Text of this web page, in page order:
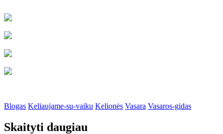
Blogas Keliaujame-su-vaiku Kelionės Vasara Vasaros-gidas
Skaityti daugiau